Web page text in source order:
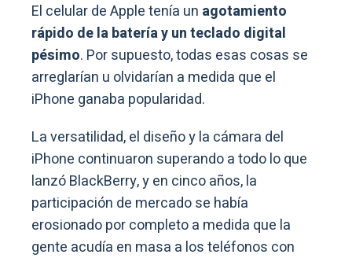
El celular de Apple tenía un agotamiento
rápido de la batería y un teclado digital
pésimo. Por supuesto, todas esas cosas se
arreglarían u olvidarían a medida que el
iPhone ganaba popularidad.
La versatilidad, el diseño y la cámara del
iPhone continuaron superando a todo lo que
lanzó BlackBerry, y en cinco años, la
participación de mercado se había
erosionado por completo a medida que la
gente acudía en masa a los teléfonos con